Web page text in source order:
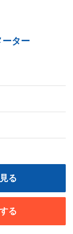
ター
る
る